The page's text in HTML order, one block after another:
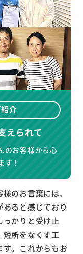
介
えられて
のお客様から心
！
のお言葉には、
ると感じており
かりと受け止
所をなくす工
。これからもお